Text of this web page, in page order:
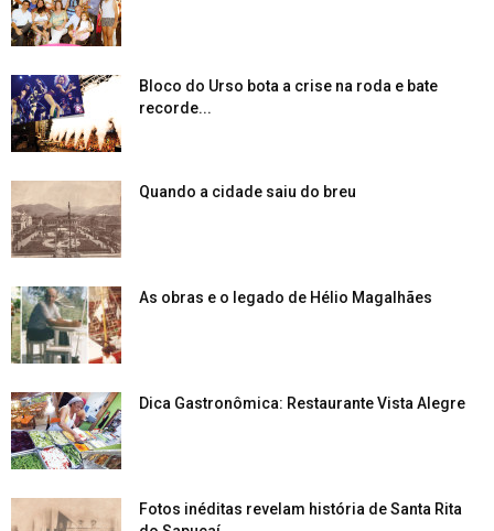
Bloco do Urso bota a crise na roda e bate
recorde...
Quando a cidade saiu do breu
As obras e o legado de Hélio Magalhães
Dica Gastronômica: Restaurante Vista Alegre
Fotos inéditas revelam história de Santa Rita